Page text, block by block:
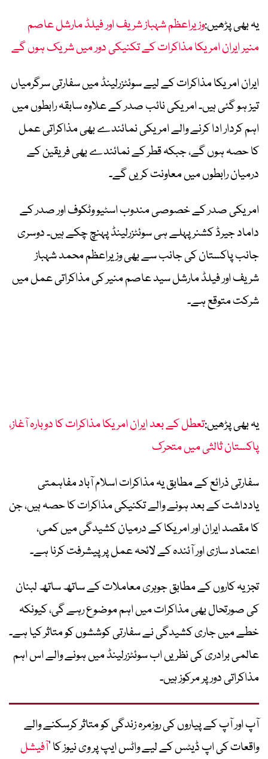
یہ بھی پڑھیں:وزیراعظم شہباز شریف اور فیلڈ مارشل عاصم
منیر ایران امریکا مذاکرات کے تکنیکی دور میں شریک ہوں گے
ایران امریکا مذاکرات کے لیے سوئٹزرلینڈ میں سفارتی سرگرمیاں
تیز ہو گئی ہیں۔ امریکی نائب صدر کے علاوہ سابقہ رابطوں میں
اہم کردار ادا کرنے والے امریکی نمائندے بھی مذاکراتی عمل
کا حصہ ہوں گے، جبکہ قطر کے نمائندے بھی فریقین کے
درمیان رابطوں میں معاونت کریں گے۔
امریکی صدر کے خصوصی مندوب اسٹیو وٹکوف اور صدر کے
داماد جیرڈ کشنر پہلے ہی سوئٹزرلینڈ پہنچ چکے ہیں۔ دوسری
جانب پاکستان کی جانب سے بھی وزیراعظم محمد شہباز
شریف اور فیلڈ مارشل سید عاصم منیر کی مذاکراتی عمل میں
شرکت متوقع ہے۔
یہ بھی پڑھیں:تعطل کے بعد ایران امریکا مذاکرات کا دوبارہ آغاز،
پاکستان ثالثی میں متحرک
سفارتی ذرائع کے مطابق یہ مذاکرات اسلام آباد مفاہمتی
یادداشت کے بعد ہونے والے تکنیکی مذاکرات کا حصہ ہیں، جن
کا مقصد ایران اور امریکا کے درمیان کشیدگی میں کمی،
اعتماد سازی اور آئندہ کے لائحہ عمل پر پیشرفت کرنا ہے۔
تجزیہ کاروں کے مطابق جوہری معاملات کے ساتھ ساتھ لبنان
کی صورتحال بھی مذاکرات میں اہم موضوع رہے گی، کیونکہ
خطے میں جاری کشیدگی نے سفارتی کوششوں کو متاثر کیا ہے۔
عالمی برادری کی نظریں اب سوئٹزرلینڈ میں ہونے والے اس اہم
مذاکراتی دور پر مرکوز ہیں۔
آپ اور آپ کے پیاروں کی روزمرہ زندگی کو متاثر کرسکنے والے
واقعات کی اپ ڈیٹس کے لیے واٹس ایپ پر وی نیوز کا ’آفیشل